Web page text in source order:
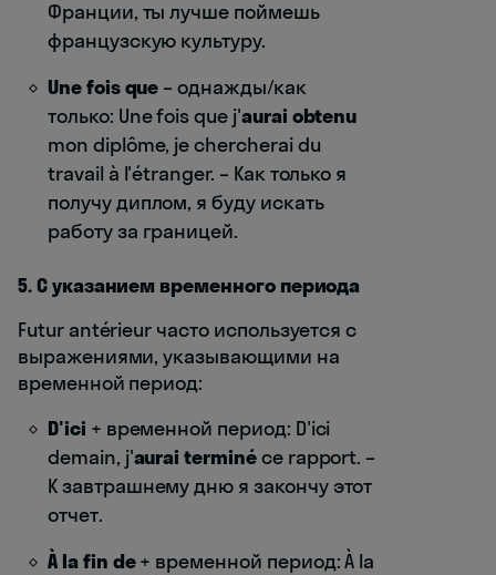
Франции, ты лучше поймешь
французскую культуру.
Une fois que – однажды/как
только: Une fois que j'aurai obtenu
mon diplôme, je chercherai du
travail à l'étranger. – Как только я
получу диплом, я буду искать
работу за границей.
5. С указанием временного периода
Futur antérieur часто используется с
выражениями, указывающими на
временной период:
D'ici + временной период: D'ici
demain, j'aurai terminéce rapport. –
К завтрашнему дню я закончу этот
отчет.
À la fin de+ временной период: À la